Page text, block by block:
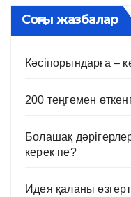
Соңғы жазбалар
Кәсіпорындарға –
200 теңгемен
Болашақ
керек пе?
Идея қаланы